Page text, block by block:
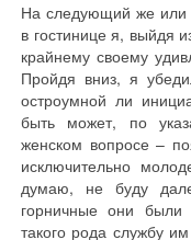
На следующий же или
в гостинице я, выйдя
крайнему своему
Пройдя вниз, я
остроумной ли
быть может, по
женском вопросе –
исключительно
думаю, не буду
горничные они
такого рода службу